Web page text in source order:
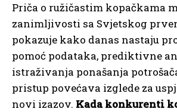
Priča o ružičastim kopačkama
zanimljivosti sa Svjetskog
pokazuje kako danas nastaju
pomoć podataka, prediktivne
istraživanja ponašanja
pristup povećava izglede za
novi izazov. Kada konkurenti